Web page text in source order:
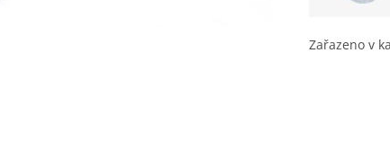
Zařazeno v